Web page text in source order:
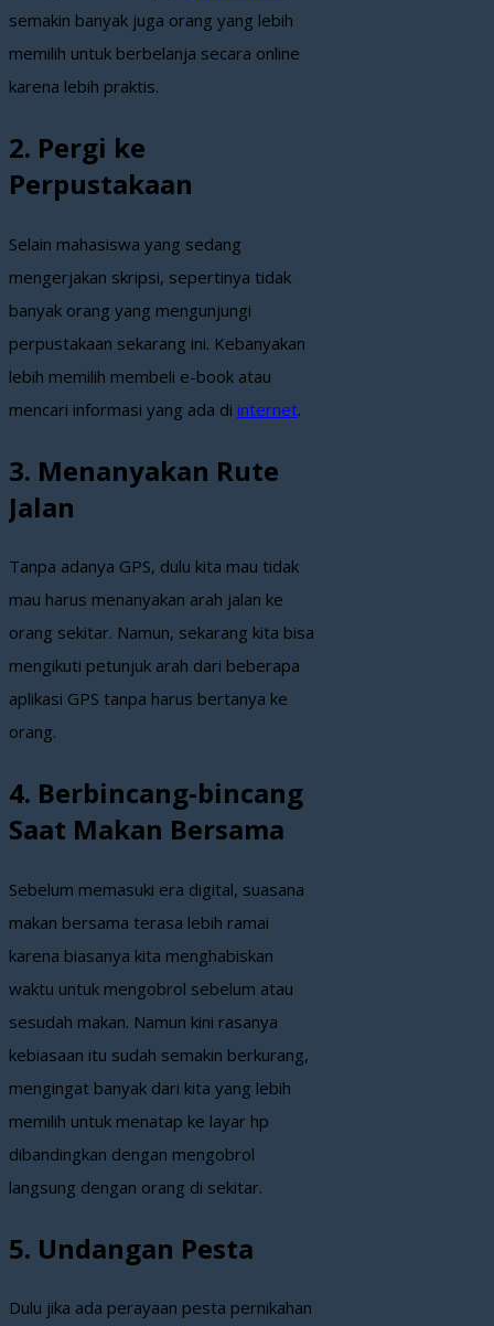
semakin banyak juga orang yang lebih
memilih untuk berbelanja secara online
karena lebih praktis.
2. Pergi ke
Perpustakaan
Selain mahasiswa yang sedang
mengerjakan skripsi, sepertinya tidak
banyak orang yang mengunjungi
perpustakaan sekarang ini. Kebanyakan
lebih memilih membeli e-book atau
mencari informasi yang ada di internet.
3. Menanyakan Rute
Jalan
Tanpa adanya GPS, dulu kita mau tidak
mau harus menanyakan arah jalan ke
orang sekitar. Namun, sekarang kita bisa
mengikuti petunjuk arah dari beberapa
aplikasi GPS tanpa harus bertanya ke
orang.
4. Berbincang-bincang
Saat Makan Bersama
Sebelum memasuki era digital, suasana
makan bersama terasa lebih ramai
karena biasanya kita menghabiskan
waktu untuk mengobrol sebelum atau
sesudah makan. Namun kini rasanya
kebiasaan itu sudah semakin berkurang,
mengingat banyak dari kita yang lebih
memilih untuk menatap ke layar hp
dibandingkan dengan mengobrol
langsung dengan orang di sekitar.
5. Undangan Pesta
Dulu jika ada perayaan pesta pernikahan